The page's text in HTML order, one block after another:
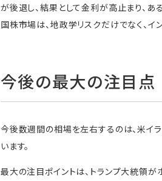
が後退し、結果として金利が高止まり、あ
国株市場は、地政学リスクだけでなく、イ
今後の最大の注目点
今後数週間の相場を左右するのは、米イ
います。
最大の注目ポイントは、トランプ大統領